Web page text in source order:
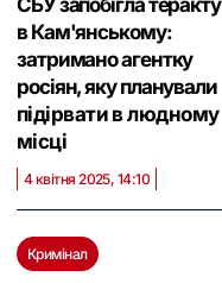
СБУ запобігла теракту
в Кам'янському:
затримано агентку
росіян, яку планували
підірвати в людному
місці
4 квітня 2025, 14:10
Кримінал